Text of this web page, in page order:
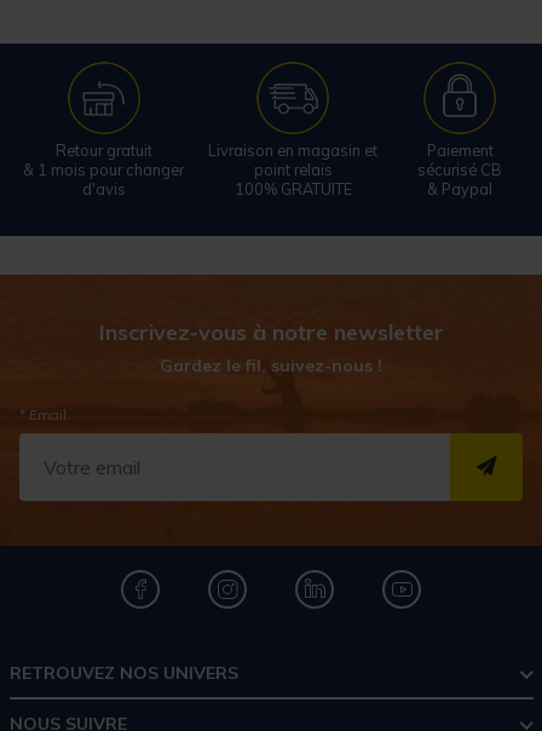
Retour gratuit
& 1 mois pour changer
d'avis
Livraison en magasin et
point relais
100% GRATUITE
Paiement
sécurisé CB
& Paypal
Inscrivez-vous à notre newsletter
Gardez le fil, suivez-nous !
* Email
RETROUVEZ NOS UNIVERS
NOUS SUIVRE